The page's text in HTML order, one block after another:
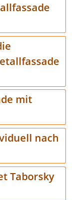
mit
nach
Taborsky